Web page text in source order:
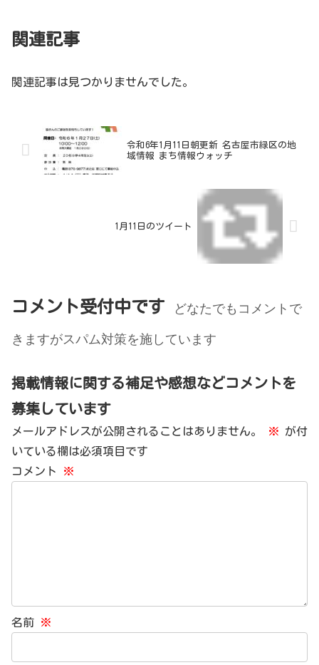
関連記事
関連記事は見つかりませんでした。
令和6年1月11日朝更新 名古屋市緑区の地
域情報 まち情報ウォッチ
1月11日のツイート
コメント受付中です
どなたでもコメントで
きますがスパム対策を施しています
掲載情報に関する補足や感想などコメントを
募集しています
メールアドレスが公開されることはありません。 ※ が付
いている欄は必須項目です
コメント
※
名前 ※